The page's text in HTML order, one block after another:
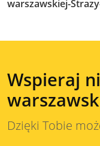
warszawskiej-
Wspieraj
Dzięki Tobie